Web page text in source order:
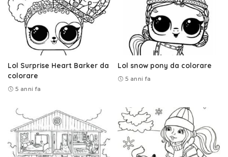
Lol Surprise Heart Barker da
colorare
5 anni fa
Lol snow pony da colorare
5 anni fa